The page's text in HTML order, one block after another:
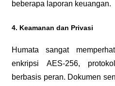
beberapa laporan keuangan.
4. Keamanan dan Privasi
Humata sangat
enkripsi AES-256,
berbasis peran. Dokumen